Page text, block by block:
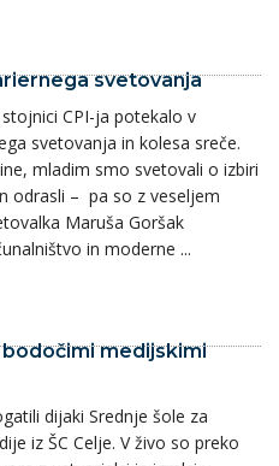
svetovanja
CPI-ja potekalo v
svetovanja in kolesa sreče.
mladim smo svetovali o izbiri
odrasli – pa so z veseljem
Maruša Goršak
in moderne ...
bodočimi medijskimi
dijaki Srednje šole za
iz ŠC Celje. V živo so preko